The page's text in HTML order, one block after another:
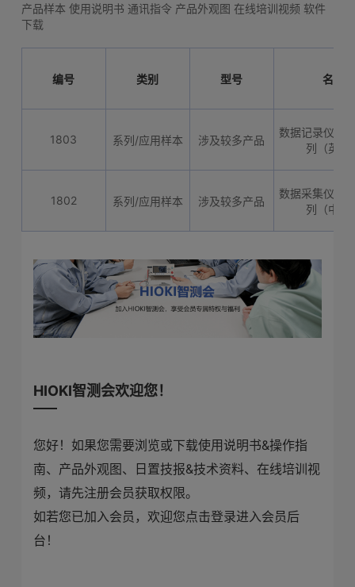
产品样本 使用说明书 通讯指令 产品外观图 在线培训视频 软件
下载
编号 类别 型号 名称
1803 系列/应用样本 涉及较多产品
数据记录仪
列（英文
1802 系列/应用样本 涉及较多产品
数据采集仪
列（中文
HIOKI智测会欢迎您！
您好！如果您需要浏览或下载使用说明书&操作指
南、产品外观图、日置技报&技术资料、在线培训视
频，请先注册会员获取权限。
如若您已加入会员，欢迎您点击登录进入会员后
台！